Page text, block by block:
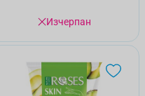
Изчерпан